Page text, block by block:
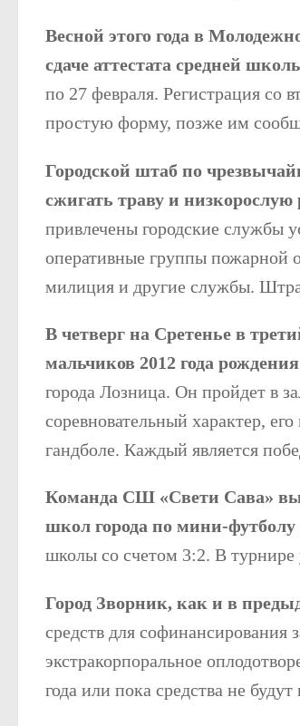
Весной этого года в
сдаче аттестата средней
по 27 февраля. Регистрация со
простую форму, позже им
Городской штаб по
сжигать траву и низкорослую
привлечены городские службы
оперативные группы пожарной
милиция и другие службы.
В четверг на Сретенье в
мальчиков 2012 года
города Лозница. Он пройдет в
соревновательный характер,
гандболе. Каждый является
Команда СШ «Свети Сава»
школ города по мини-футболу
школы со счетом 3:2. В турнире
Город Зворник, как и в
средств для софинансирования
экстракорпоральное
года или пока средства не